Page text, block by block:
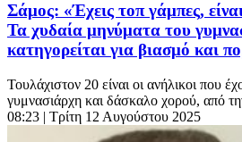
Σάμος: «Έχεις τοπ γάμπες,
Τα χυδαία μηνύματα του
κατηγορείται για βιασμό και
Τουλάχιστον 20 είναι οι ανήλικοι που
γυμνασιάρχη και δάσκαλο χορού, από
08:23 | Τρίτη 12 Αυγούστου 2025